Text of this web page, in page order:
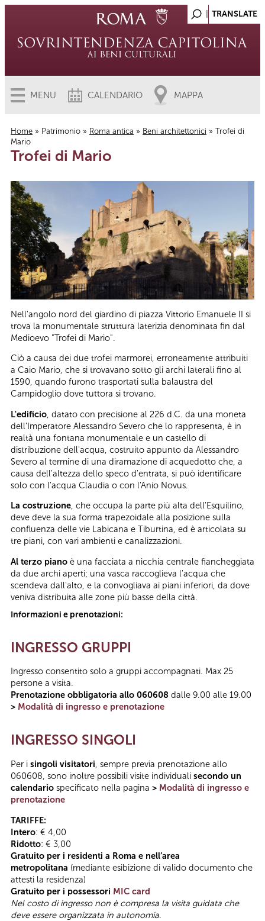
MENU CALENDARIO MAPPA
Tu sei qui
Home » Patrimonio » Roma antica » Beni architettonici » Trofei di
Mario
Trofei di Mario
Nell'angolo nord del giardino di piazza Vittorio Emanuele II si
trova la monumentale struttura laterizia denominata fin dal
Medioevo "Trofei di Mario".
Ciò a causa dei due trofei marmorei, erroneamente attribuiti
a Caio Mario, che si trovavano sotto gli archi laterali fino al
1590, quando furono trasportati sulla balaustra del
Campidoglio dove tuttora si trovano.
L'edificio, datato con precisione al 226 d.C. da una moneta
dell'Imperatore Alessandro Severo che lo rappresenta, è in
realtà una fontana monumentale e un castello di
distribuzione dell'acqua, costruito appunto da Alessandro
Severo al termine di una diramazione di acquedotto che, a
causa dell'altezza dello speco d'entrata, si può identificare
solo con l'acqua Claudia o con l'Anio Novus.
La costruzione, che occupa la parte più alta dell'Esquilino,
deve deve la sua forma trapezoidale alla posizione sulla
confluenza delle vie Labicana e Tiburtina, ed è articolata su
tre piani, con vari ambienti e canalizzazioni.
Al terzo piano è una facciata a nicchia centrale fiancheggiata
da due archi aperti; una vasca raccoglieva l'acqua che
scendeva dall'alto, e la convogliava ai piani inferiori, da dove
veniva distribuita alle zone più basse della città.
Informazioni e prenotazioni:
INGRESSO GRUPPI
Ingresso consentito solo a gruppi accompagnati. Max 25
persone a visita.
Prenotazione obbligatoria allo 060608 dalle 9.00 alle 19.00
> Modalità di ingresso e prenotazione
INGRESSO SINGOLI
Per i singoli visitatori, sempre previa prenotazione allo
060608, sono inoltre possibili visite individuali secondo un
calendario specificato nella pagina > Modalità di ingresso e
prenotazione
TARIFFE:
Intero: € 4,00
Ridotto: € 3,00
Gratuito per i residenti a Roma e nell’area
metropolitana (mediante esibizione di valido documento che
attesti la residenza)
Gratuito per i possessori MIC card
Nel costo di ingresso non è compresa la visita guidata che
deve essere organizzata in autonomia.